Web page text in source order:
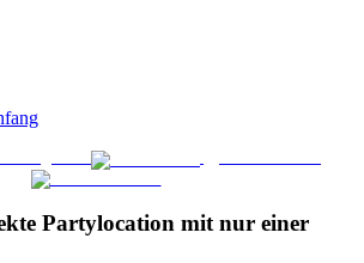
Partylocation mit nur einer